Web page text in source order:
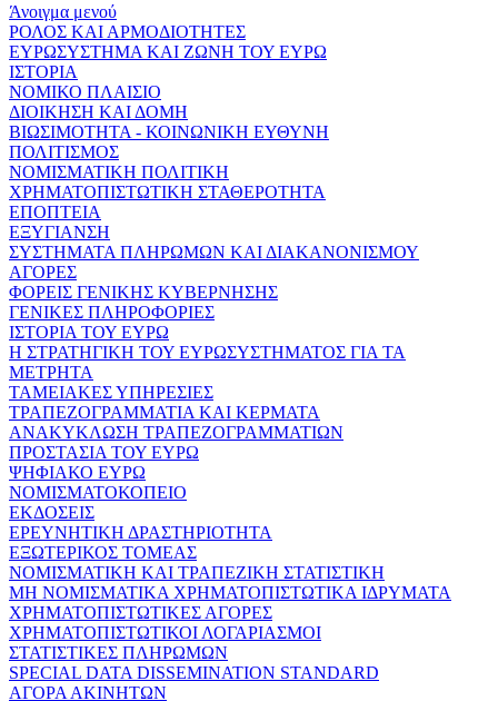
Άνοιγμα μενού
ΡΟΛΟΣ ΚΑΙ ΑΡΜΟΔΙΟΤΗΤΕΣ
ΕΥΡΩΣΥΣΤΗΜΑ ΚΑΙ ΖΩΝΗ ΤΟΥ ΕΥΡΩ
ΙΣΤΟΡΙΑ
ΝΟΜΙΚΟ ΠΛΑΙΣΙΟ
ΔΙΟΙΚΗΣΗ ΚΑΙ ΔΟΜΗ
ΒΙΩΣΙΜΟΤΗΤΑ - ΚΟΙΝΩΝΙΚΗ ΕΥΘΥΝΗ
ΠΟΛΙΤΙΣΜΟΣ
ΝΟΜΙΣΜΑΤΙΚΗ ΠΟΛΙΤΙΚΗ
ΧΡΗΜΑΤΟΠΙΣΤΩΤΙΚΗ ΣΤΑΘΕΡΟΤΗΤΑ
ΕΠΟΠΤΕΙΑ
ΕΞΥΓΙΑΝΣΗ
ΣΥΣΤΗΜΑΤΑ ΠΛΗΡΩΜΩΝ ΚΑΙ ΔΙΑΚΑΝΟΝΙΣΜΟΥ
ΑΓΟΡΕΣ
ΦΟΡΕΙΣ ΓΕΝΙΚΗΣ ΚΥΒΕΡΝΗΣΗΣ
ΓΕΝΙΚΕΣ ΠΛΗΡΟΦΟΡΙΕΣ
ΙΣΤΟΡΙΑ ΤΟΥ ΕΥΡΩ
Η ΣΤΡΑΤΗΓΙΚΗ ΤΟΥ ΕΥΡΩΣΥΣΤΗΜΑΤΟΣ ΓΙΑ ΤΑ
ΜΕΤΡΗΤΑ
ΤΑΜΕΙΑΚΕΣ ΥΠΗΡΕΣΙΕΣ
ΤΡΑΠΕΖΟΓΡΑΜΜΑΤΙΑ ΚΑΙ ΚΕΡΜΑΤΑ
ΑΝΑΚΥΚΛΩΣΗ ΤΡΑΠΕΖΟΓΡΑΜΜΑΤΙΩΝ
ΠΡΟΣΤΑΣΙΑ ΤΟΥ ΕΥΡΩ
ΨΗΦΙΑΚΟ ΕΥΡΩ
ΝΟΜΙΣΜΑΤΟΚΟΠΕΙΟ
ΕΚΔΟΣΕΙΣ
ΕΡΕΥΝΗΤΙΚΗ ΔΡΑΣΤΗΡΙΟΤΗΤΑ
ΕΞΩΤΕΡΙΚΟΣ ΤΟΜΕΑΣ
ΝΟΜΙΣΜΑΤΙΚΗ ΚΑΙ ΤΡΑΠΕΖΙΚΗ ΣΤΑΤΙΣΤΙΚΗ
ΜΗ ΝΟΜΙΣΜΑΤΙΚΑ ΧΡΗΜΑΤΟΠΙΣΤΩΤΙΚΑ ΙΔΡΥΜΑΤΑ
ΧΡΗΜΑΤΟΠΙΣΤΩΤΙΚΕΣ ΑΓΟΡΕΣ
ΧΡΗΜΑΤΟΠΙΣΤΩΤΙΚΟΙ ΛΟΓΑΡΙΑΣΜΟΙ
ΣΤΑΤΙΣΤΙΚΕΣ ΠΛΗΡΩΜΩΝ
SPECIAL DATA DISSEMINATION STANDARD
ΑΓΟΡΑ ΑΚΙΝΗΤΩΝ